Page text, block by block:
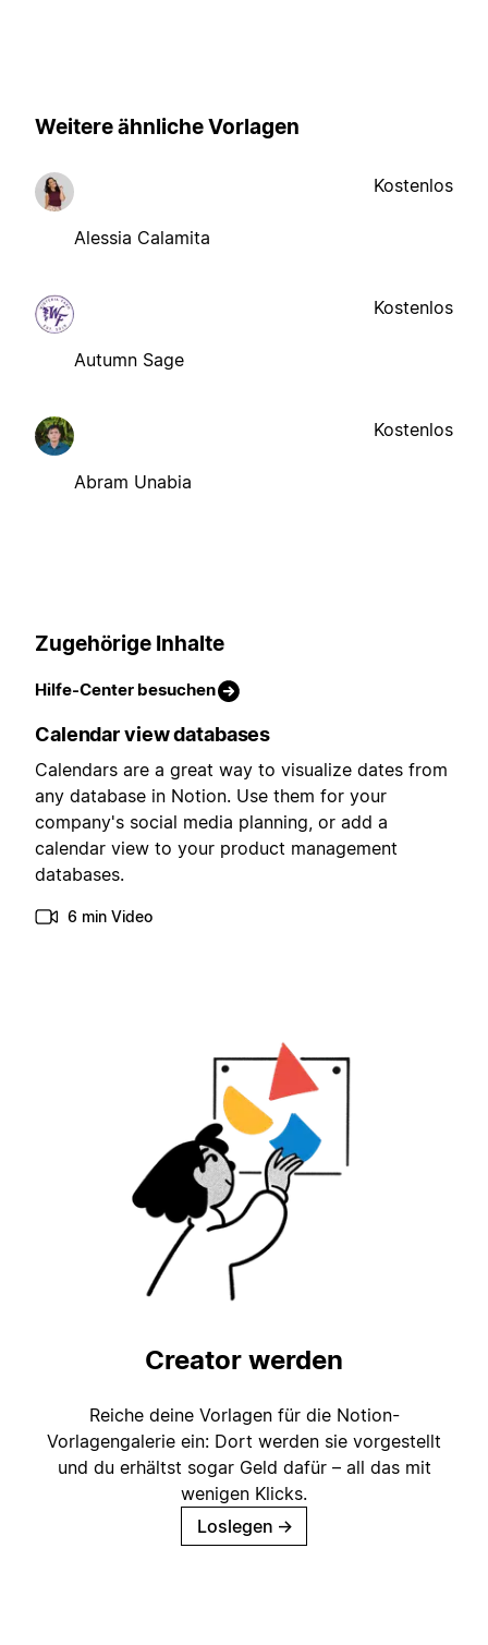
Weitere ähnliche Vorlagen
Alessia Calamita
Kostenlos
Autumn Sage
Kostenlos
Abram Unabia
Kostenlos
Zugehörige Inhalte
Hilfe-Center besuchen
Calendar view databases
Calendars are a great way to visualize dates from
any database in Notion. Use them for your
company's social media planning, or add a
calendar view to your product management
databases.
6 min Video
Creator werden
Reiche deine Vorlagen für die Notion-
Vorlagengalerie ein: Dort werden sie vorgestellt
und du erhältst sogar Geld dafür – all das mit
wenigen Klicks.
Loslegen →